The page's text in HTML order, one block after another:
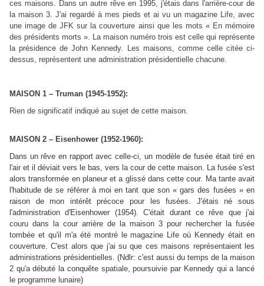
ces maisons. Dans un autre rêve en 1995, j'étais dans l'arrière-cour de
la maison 3. J'ai regardé à mes pieds et ai vu un magazine Life, avec
une image de JFK sur la couverture ainsi que les mots « En mémoire
des présidents morts ». La maison numéro trois est celle qui représente
la présidence de John Kennedy. Les maisons, comme celle citée ci-
dessus, représentent une administration présidentielle chacune.
MAISON 1 – Truman (1945-1952):
Rien de significatif indiqué au sujet de cette maison.
MAISON 2 – Eisenhower (1952-1960):
Dans un rêve en rapport avec celle-ci, un modèle de fusée était tiré en
l'air et il déviait vers le bas, vers la cour de cette maison. La fusée s'est
alors transformée en planeur et a glissé dans cette cour. Ma tante avait
l'habitude de se référer à moi en tant que son « gars des fusées » en
raison de mon intérêt précoce pour les fusées. J'étais né sous
l'administration d'Eisenhower (1954). C'était durant ce rêve que j'ai
couru dans la cour arrière de la maison 3 pour rechercher la fusée
tombée et qu'il m'a été montré le magazine Life où Kennedy était en
couverture. C'est alors que j'ai su que ces maisons représentaient les
administrations présidentielles. (Ndlr: c'est aussi du temps de la maison
2 qu'a débuté la conquête spatiale, poursuivie par Kennedy qui a lancé
le programme lunaire)